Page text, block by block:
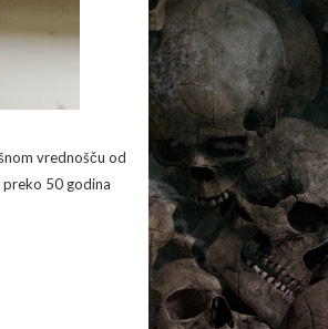
vrednošču od
preko 50 godina